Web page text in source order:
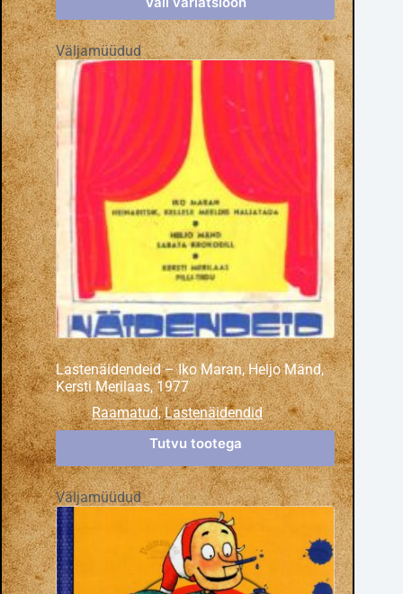
Väljamüüdud
Lastenäidendeid – Iko Maran, Heljo Mänd,
Kersti Merilaas, 1977
Raamatud,Lastenäidendid
Tutvu tootega
Väljamüüdud